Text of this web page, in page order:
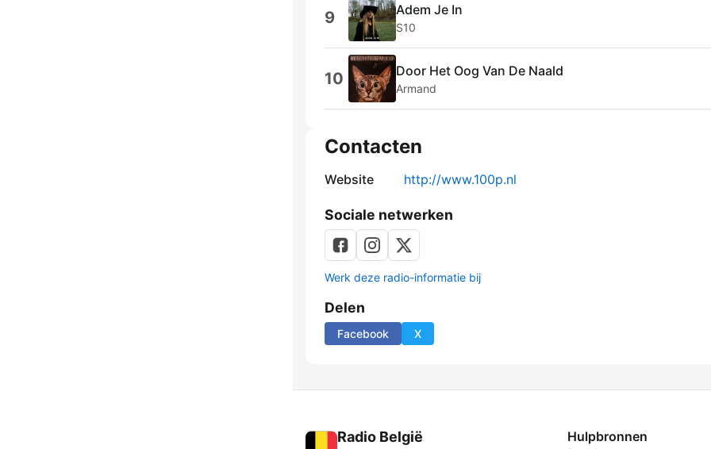
9 Adem Je In
S10
10 Door Het Oog Van De Naald
Armand
Contacten
Website http://www.100p.nl
Sociale netwerken
Werk deze radio-informatie bij
Delen
Facebook X
Radio België Hulpbronnen